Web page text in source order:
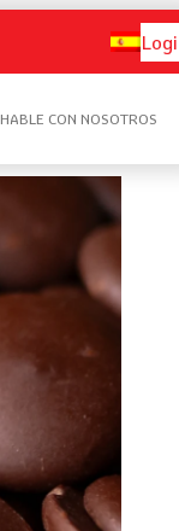
HABLE CON NOSOTROS